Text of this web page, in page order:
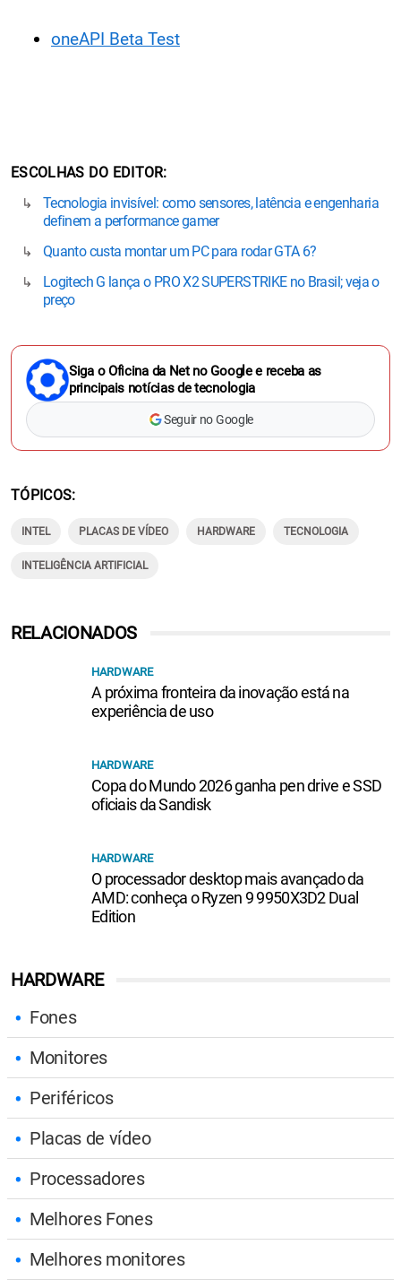
oneAPI Beta Test
ESCOLHAS DO EDITOR
Tecnologia invisível: como sensores, latência e engenharia
definem a performance gamer
Quanto custa montar um PC para rodar GTA 6?
Logitech G lança o PRO X2 SUPERSTRIKE no Brasil; veja o
preço
Siga o Oficina da Net no Google e receba as
principais notícias de tecnologia
Seguir no Google
TÓPICOS
INTEL PLACAS DE VÍDEO HARDWARE TECNOLOGIA
INTELIGÊNCIA ARTIFICIAL
HARDWARE
Fones
Monitores
Periféricos
Placas de vídeo
Processadores
Melhores Fones
Melhores monitores
RELACIONADOS
HARDWARE
A próxima fronteira da inovação está na
experiência de uso
HARDWARE
Copa do Mundo 2026 ganha pen drive e SSD
oficiais da Sandisk
HARDWARE
O processador desktop mais avançado da
AMD: conheça o Ryzen 9 9950X3D2 Dual
Edition